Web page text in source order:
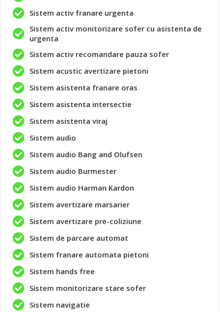
Sistem activ franare urgenta
Sistem activ monitorizare sofer cu asistenta de
urgenta
Sistem activ recomandare pauza sofer
Sistem acustic avertizare pietoni
Sistem asistenta franare oras
Sistem asistenta intersectie
Sistem asistenta viraj
Sistem audio
Sistem audio Bang and Olufsen
Sistem audio Burmester
Sistem audio Harman Kardon
Sistem avertizare marsarier
Sistem avertizare pre-coliziune
Sistem de parcare automat
Sistem franare automata pietoni
Sistem hands free
Sistem monitorizare stare sofer
Sistem navigatie